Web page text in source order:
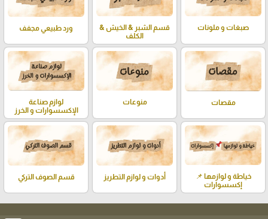
صبغات و ملونات
قسم الشبر & الخيش &
الكلف
ورد طبيعي مجفف
مقصات منوعات
لوازم صناعة
الإكسسوارات و الخرز
خياطة و لوازمها 📌
إكسسوارات
أدوات و لوازم التطريز قسم الصوف التركي